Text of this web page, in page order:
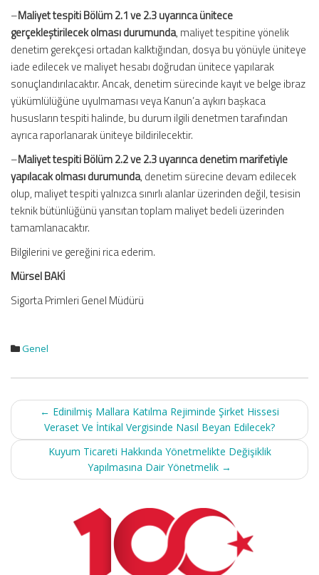
–Maliyet tespiti Bölüm 2.1 ve 2.3 uyarınca ünitece
gerçekleştirilecek olması durumunda, maliyet tespitine yönelik
denetim gerekçesi ortadan kalktığından, dosya bu yönüyle üniteye
iade edilecek ve maliyet hesabı doğrudan ünitece yapılarak
sonuçlandırılacaktır. Ancak, denetim sürecinde kayıt ve belge ibraz
yükümlülüğüne uyulmaması veya Kanun’a aykırı başkaca
hususların tespiti halinde, bu durum ilgili denetmen tarafından
ayrıca raporlanarak üniteye bildirilecektir.
–Maliyet tespiti Bölüm 2.2 ve 2.3 uyarınca denetim marifetiyle
yapılacak olması durumunda, denetim sürecine devam edilecek
olup, maliyet tespiti yalnızca sınırlı alanlar üzerinden değil, tesisin
teknik bütünlüğünü yansıtan toplam maliyet bedeli üzerinden
tamamlanacaktır.
Bilgilerini ve gereğini rica ederim.
Mürsel BAKİ
Sigorta Primleri Genel Müdürü
Genel
Post
navigation
← Edinilmiş Mallara Katılma Rejiminde Şirket Hissesi
Veraset Ve İntikal Vergisinde Nasıl Beyan Edilecek?
Kuyum Ticareti Hakkında Yönetmelikte Değişiklik
Yapılmasına Dair Yönetmelik →